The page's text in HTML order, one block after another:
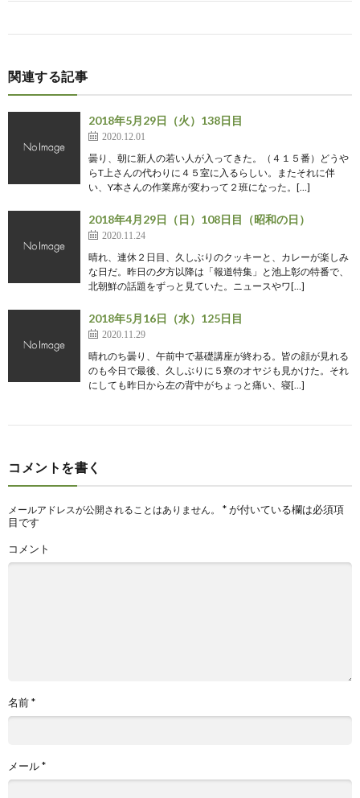
関連する記事
2018年5月29日（火）138日目
2020.12.01
曇り、朝に新人の若い人が入ってきた。（４１５番）どうや
らT上さんの代わりに４５室に入るらしい。またそれに伴
い、Y本さんの作業席が変わって２班になった。[…]
2018年4月29日（日）108日目（昭和の日）
2020.11.24
晴れ、連休２日目、久しぶりのクッキーと、カレーが楽しみ
な日だ。昨日の夕方以降は「報道特集」と池上彰の特番で、
北朝鮮の話題をずっと見ていた。ニュースやワ[…]
2018年5月16日（水）125日目
2020.11.29
晴れのち曇り、午前中で基礎講座が終わる。皆の顔が見れる
のも今日で最後、久しぶりに５寮のオヤジも見かけた。それ
にしても昨日から左の背中がちょっと痛い、寝[…]
コメントを書く
メールアドレスが公開されることはありません。 *が付いている欄は必須項
目です
コメント
名前*
メール*